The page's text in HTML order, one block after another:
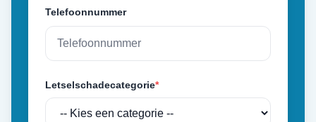
Telefoonnummer
Letselschadecategorie*